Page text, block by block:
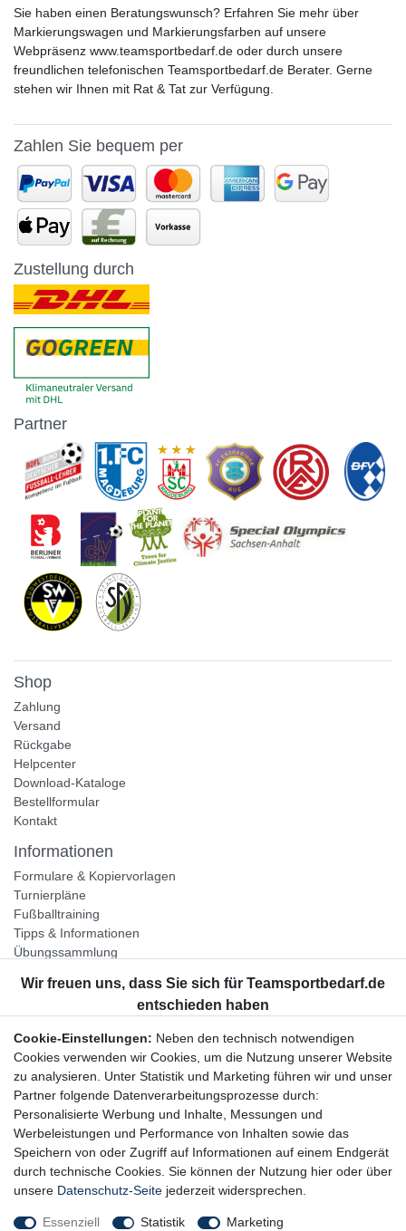
Sie haben einen Beratungswunsch? Erfahren Sie mehr über
Markierungswagen und Markierungsfarben auf unsere
Webpräsenz www.teamsportbedarf.de oder durch unsere
freundlichen telefonischen Teamsportbedarf.de Berater. Gerne
stehen wir Ihnen mit Rat & Tat zur Verfügung.
Zahlen Sie bequem per
Zustellung durch
Partner
Shop
Zahlung
Versand
Rückgabe
Helpcenter
Download-Kataloge
Bestellformular
Kontakt
Informationen
Formulare & Kopiervorlagen
Turnierpläne
Fußballtraining
Tipps & Informationen
Übungssammlung
Unternehmen
Widerrufsrecht
Bestellung widerrufen
Datenschutzerklärung
AGB
Impressum
Newsletter
Cookie-Einstellungen: Neben den technisch notwendigen
Cookies verwenden wir Cookies, um die Nutzung unserer Website
zu analysieren. Unter Statistik und Marketing führen wir und unser
Partner folgende Datenverarbeitungsprozesse durch:
Personalisierte Werbung und Inhalte, Messungen und
Werbeleistungen und Performance von Inhalten sowie das
Speichern von oder Zugriff auf Informationen auf einem Endgerät
durch technische Cookies. Sie können der Nutzung hier oder über
unsere Datenschutz-Seite jederzeit widersprechen.
Essenziell Statistik Marketing